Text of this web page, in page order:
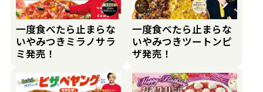
一度食べたら止まらな
いやみつきミラノサラ
ミ発売！
一度食べたら止まらな
いやみつきツートンピ
ザ発売！